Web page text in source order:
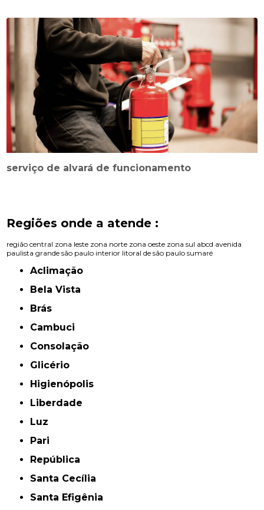
serviço de alvará de funcionamento
Regiões onde a atende :
região central zona leste zona norte zona oeste zona sul abcd avenida
paulista grande são paulo interior litoral de são paulo sumaré
Aclimação
Bela Vista
Brás
Cambuci
Consolação
Glicério
Higienópolis
Liberdade
Luz
Pari
República
Santa Cecília
Santa Efigênia